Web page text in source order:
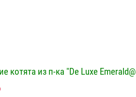
котята из п-ка "De Luxe Emerald@